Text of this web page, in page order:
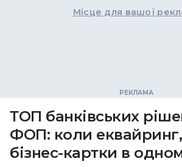
Місце для вашої
ТОП банківських
ФОП: коли
бізнес-картки в